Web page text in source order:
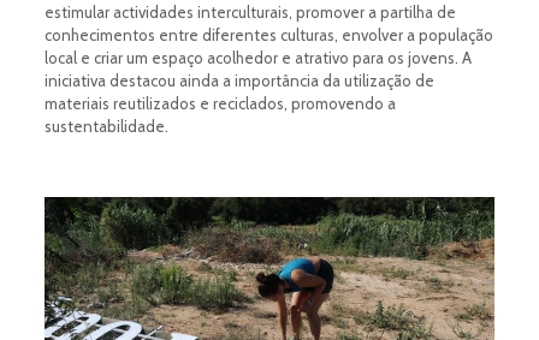
estimular actividades interculturais, promover a partilha de
conhecimentos entre diferentes culturas, envolver a população
local e criar um espaço acolhedor e atrativo para os jovens. A
iniciativa destacou ainda a importância da utilização de
materiais reutilizados e reciclados, promovendo a
sustentabilidade.